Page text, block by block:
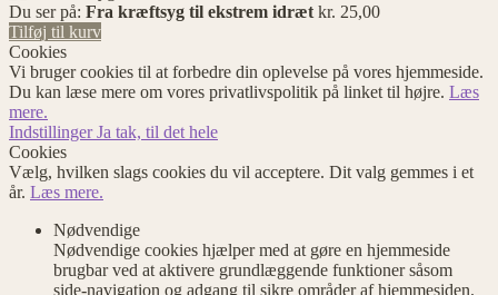
Du ser på: Fra kræftsyg til ekstrem idræt kr. 25,00
Tilføj til kurv
Cookies
Vi bruger cookies til at forbedre din oplevelse på vores hjemmeside.
Du kan læse mere om vores privatlivspolitik på linket til højre. Læs
mere.
IndstillingerJa tak, til det hele
Cookies
Vælg, hvilken slags cookies du vil acceptere. Dit valg gemmes i et
år. Læs mere.
Nødvendige
Nødvendige cookies hjælper med at gøre en hjemmeside
brugbar ved at aktivere grundlæggende funktioner såsom
side-navigation og adgang til sikre områder af hjemmesiden.